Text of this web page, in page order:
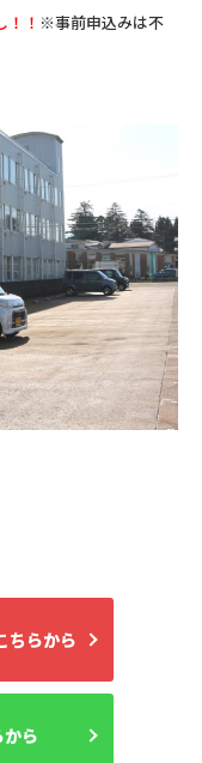
！ ※事前申込みは不
ちらから
ら